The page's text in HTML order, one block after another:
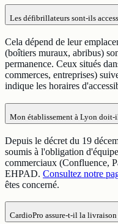
Les défibrillateurs sont-ils
Cela dépend de leur
(boîtiers muraux, abribus)
permanence. Ceux situés
commerces, entreprises)
indique les horaires
Mon établissement à Lyon
Depuis le décret du 19
soumis à l'obligation
commerciaux (Confluence,
EHPAD. Consultez notre
êtes concerné.
CardioPro assure-t-il la livraison